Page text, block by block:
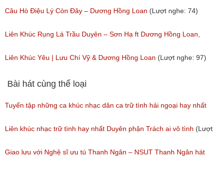
(Lượt nghe: 118)
Khúc Trữ Tình Dương Hồng Loan Hay Nhất
(Lượt nghe: 67)
Câu Hò Điệu Lý Còn Đây – Dương Hồng Loan (Lượt nghe: 74)
Liên Khúc Rụng Lá Trầu Duyên – Sơn Hạ ft Dương Hồng Loan,
Trần Nhật Quang
(Lượt nghe: 74)
Liên Khúc Yêu | Lưu Chí Vỹ & Dương Hồng Loan (Lượt nghe: 97)
Bài hát cùng thể loại
Tuyển tập những ca khúc nhạc dân ca trữ tình hải ngoại hay nhất
(Lượt nghe: 277)
Liên khúc nhạc trữ tình hay nhất Duyên phận Trách ai vô tình (Lượt
nghe: 193)
Giao lưu với Nghệ sĩ ưu tú Thanh Ngân – NSUT Thanh Ngân hát